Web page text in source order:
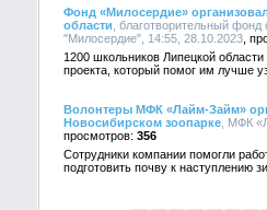
Фонд «Милосердие»
области , благотворительный
"Милосердие", 14:55, 28.10.2023
1200 школьников Липецкой
проекта, который помог им лучше
Волонтеры МФК «Лайм-Займ»
Новосибирском зоопарке , МФК
356
Сотрудники компании помогли
подготовить почву к наступлению